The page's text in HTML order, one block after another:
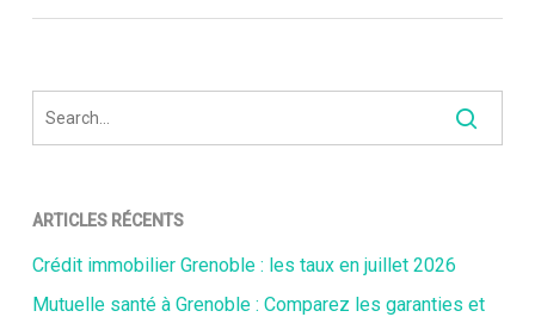
ARTICLES RÉCENTS
Crédit immobilier Grenoble : les taux en juillet 2026
Mutuelle santé à Grenoble : Comparez les garanties et